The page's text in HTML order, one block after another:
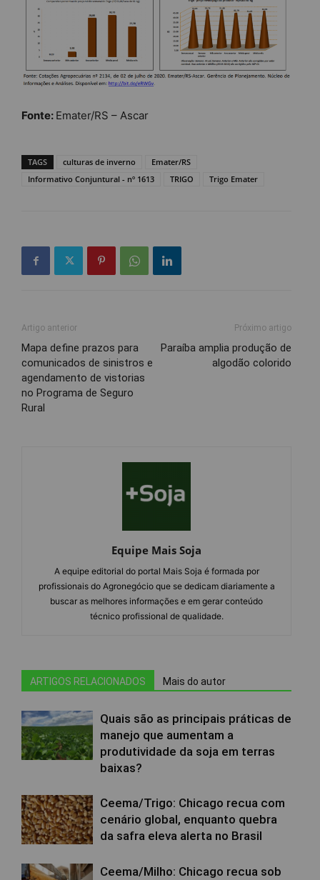
Fonte: Emater/RS – Ascar
TAGS culturas de inverno
Emater/RS
Informativo Conjuntural - nº 1613
TRIGO Trigo Emater
Artigo anterior
Mapa define prazos para
comunicados de sinistros e
agendamento de vistorias
no Programa de Seguro
Rural
Próximo artigo
Paraíba amplia produção de
algodão colorido
Equipe Mais Soja
A equipe editorial do portal Mais Soja é formada por
profissionais do Agronegócio que se dedicam diariamente a
buscar as melhores informações e em gerar conteúdo
técnico profissional de qualidade.
ARTIGOS RELACIONADOS Mais do autor
Quais são as principais práticas de
manejo que aumentam a
produtividade da soja em terras
baixas?
Ceema/Trigo: Chicago recua com
cenário global, enquanto quebra
da safra eleva alerta no Brasil
Ceema/Milho: Chicago recua sob